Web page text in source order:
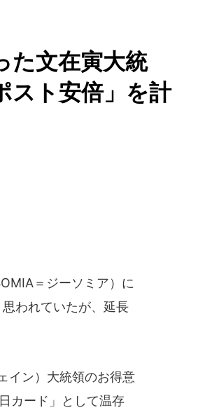
た文在寅大統
ト安倍」を計
＝ジーソミア）に
われていたが、延長
イン）大統領のお得意
カード」として温存